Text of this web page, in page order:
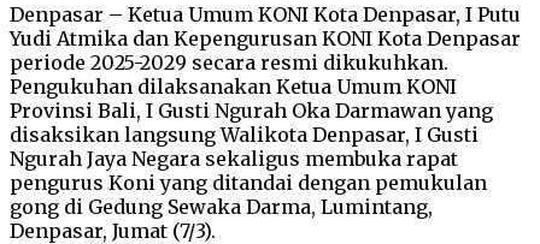
Denpasar – Ketua Umum KONI Kota Denpasar, I Putu
Yudi Atmika dan Kepengurusan KONI Kota Denpasar
periode 2025-2029 secara resmi dikukuhkan.
Pengukuhan dilaksanakan Ketua Umum KONI
Provinsi Bali, I Gusti Ngurah Oka Darmawan yang
disaksikan langsung Walikota Denpasar, I Gusti
Ngurah Jaya Negara sekaligus membuka rapat
pengurus Koni yang ditandai dengan pemukulan
gong di Gedung Sewaka Darma, Lumintang,
Denpasar, Jumat (7/3).